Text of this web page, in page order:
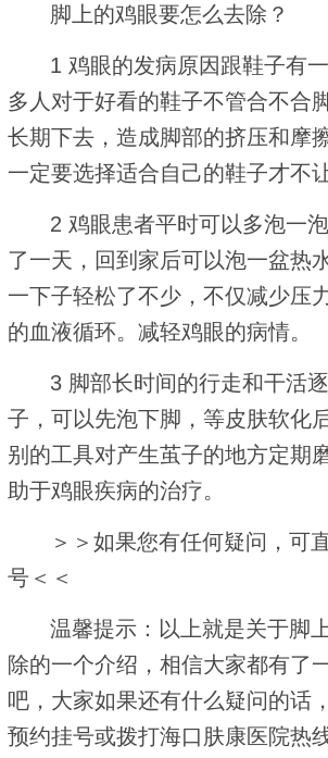
脚上的鸡眼要怎么去除？
1 鸡眼的发病原因跟鞋子有
多人对于好看的鞋子不管合不合
长期下去，造成脚部的挤压和摩
一定要选择适合自己的鞋子才不
2 鸡眼患者平时可以多泡一
了一天，回到家后可以泡一盆热
一下子轻松了不少，不仅减少压
的血液循环。减轻鸡眼的病情。
3 脚部长时间的行走和干活
子，可以先泡下脚，等皮肤软化
别的工具对产生茧子的地方定期
助于鸡眼疾病的治疗。
＞＞如果您有任何疑问，可
号＜＜
温馨提示：以上就是关于脚
除的一个介绍，相信大家都有了
吧，大家如果还有什么疑问的话
预约挂号或拨打海口肤康医院热